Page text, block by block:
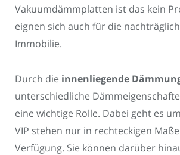
Vakuumdämmplatten ist das kein
eignen sich auch für die
Immobilie.
Durch die innenliegende
unterschiedliche
eine wichtige Rolle. Dabei geht es
VIP stehen nur in rechteckigen
Verfügung. Sie können darüber